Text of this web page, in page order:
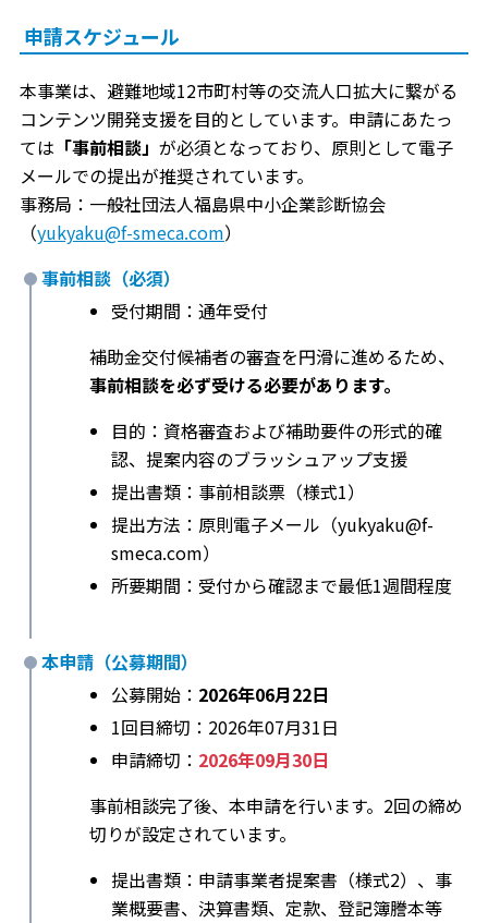
申請スケジュール
本事業は、避難地域12市町村等の交流人口拡大に繋がる
コンテンツ開発支援を目的としています。申請にあたっ
ては 「事前相談」 が必須となっており、原則として電子
メールでの提出が推奨されています。
事務局：一般社団法人福島県中小企業診断協会
（yukyaku@f-smeca.com）
事前相談（必須）
受付期間：通年受付
補助金交付候補者の審査を円滑に進めるため、
事前相談を必ず受ける必要があります。
目的：資格審査および補助要件の形式的確
認、提案内容のブラッシュアップ支援
提出書類：事前相談票（様式1）
提出方法：原則電子メール（yukyaku@f-
smeca.com）
所要期間：受付から確認まで最低1週間程度
本申請（公募期間）
公募開始： 2026年06月22日
1回目締切：2026年07月31日
申請締切： 2026年09月30日
事前相談完了後、本申請を行います。2回の締め
切りが設定されています。
提出書類：申請事業者提案書（様式2）、事
業概要書、決算書類、定款、登記簿謄本等